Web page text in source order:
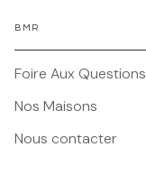
BMR
Foire Aux Questions
Nos Maisons
Nous contacter